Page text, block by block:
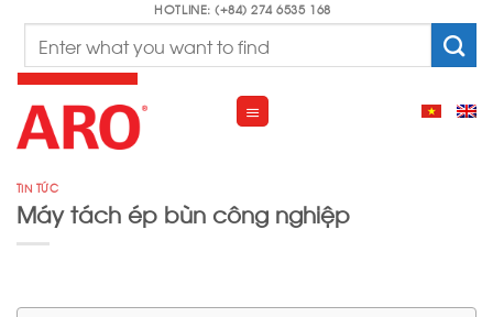
content
HOTLINE: (+84) 274 6535 168
TIN TỨC
Máy tách ép bùn công nghiệp